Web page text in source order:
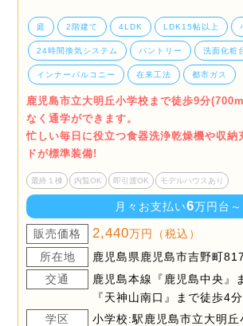
庭 2階建て 4LDK LDK15帖以上
24時間換気システム パントリー 洗面化粧
インナーバルコニー 在来工法 都市ガス
鹿児島市立大明丘小学校まで徒歩9分
なく通学ができます。
忙しい毎日に役立つ食器洗浄乾燥機や収納
ドが標準装備!
最終１棟 内覧OK 即引渡OK モデルハウスあり
月々お支払い6万円台～
販売価格 2,440万円（税込）
所在地
鹿児島県鹿児島市吉野町
交通
鹿児島本線『鹿児島中央』
『天神山南口』まで徒歩4
学区
小学校:駅鹿児島市立大明丘